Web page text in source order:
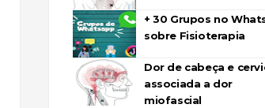
+ 30 Grupos no
sobre Fisioterapia
Dor de cabeça e
associada a dor
miofascial